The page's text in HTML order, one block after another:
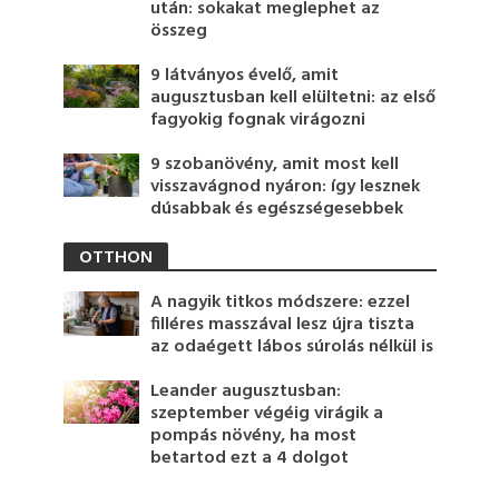
után: sokakat meglephet az
összeg
9 látványos évelő, amit
augusztusban kell elültetni: az első
fagyokig fognak virágozni
9 szobanövény, amit most kell
visszavágnod nyáron: így lesznek
dúsabbak és egészségesebbek
OTTHON
A nagyik titkos módszere: ezzel
filléres masszával lesz újra tiszta
az odaégett lábos súrolás nélkül is
Leander augusztusban:
szeptember végéig virágik a
pompás növény, ha most
betartod ezt a 4 dolgot